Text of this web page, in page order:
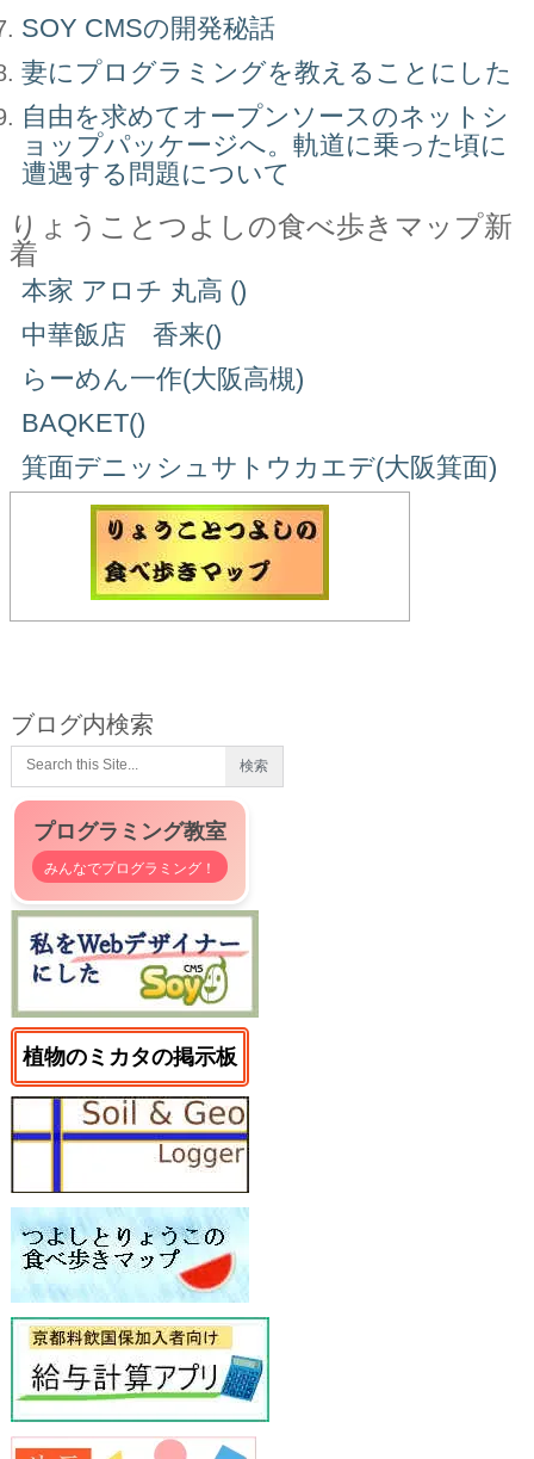
SOY CMSの開発秘話
妻にプログラミングを教えることにした
自由を求めてオープンソースのネットシ
ョップパッケージへ。軌道に乗った頃に
遭遇する問題について
りょうことつよしの食べ歩きマップ新
着
本家 アロチ 丸高 ()
中華飯店 香来()
らーめん一作(大阪高槻)
BAQKET()
箕面デニッシュサトウカエデ(大阪箕面)
ブログ内検索
プログラミング教室
みんなでプログラミング！
植物のミカタの掲示板